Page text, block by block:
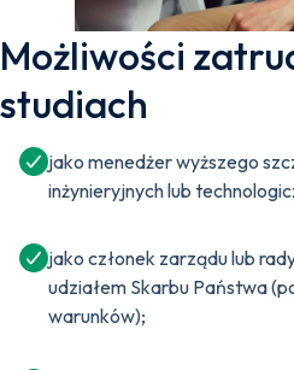
Możliwości
studiach
jako menedżer wyższego
inżynieryjnych lub
jako członek zarządu lub
udziałem Skarbu Państwa
warunków);